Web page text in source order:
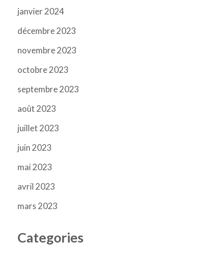
janvier 2024
décembre 2023
novembre 2023
octobre 2023
septembre 2023
août 2023
juillet 2023
juin 2023
mai 2023
avril 2023
mars 2023
Categories